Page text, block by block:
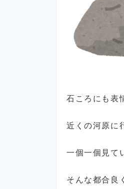
石ころにも表
近くの河原に
一個一個見て
そんな都合良